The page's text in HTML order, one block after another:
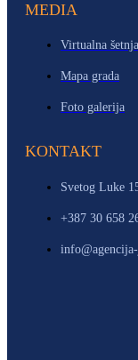
MEDIA
Virtualna šetnja
Mapa grada
Foto galerija
KONTAKT
Svetog Luke
+387 30 658